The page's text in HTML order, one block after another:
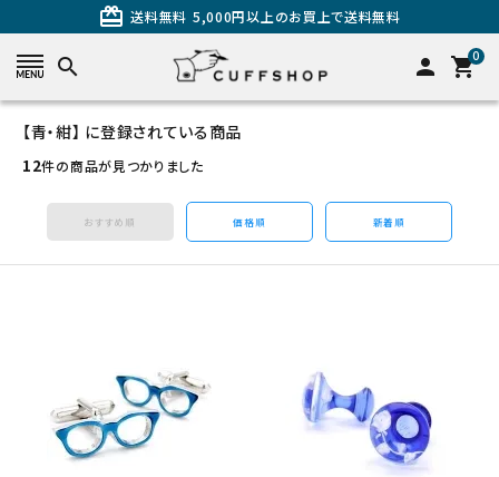
card_giftcard 送料無料 5,000円以上のお買上で送料無料
search person 0
shopping_cart
カテゴリーから探す
カフスを探す
【青・紺】 に登録されている商品
12件の商品が見つかりました
おすすめ順 価格順 新着順